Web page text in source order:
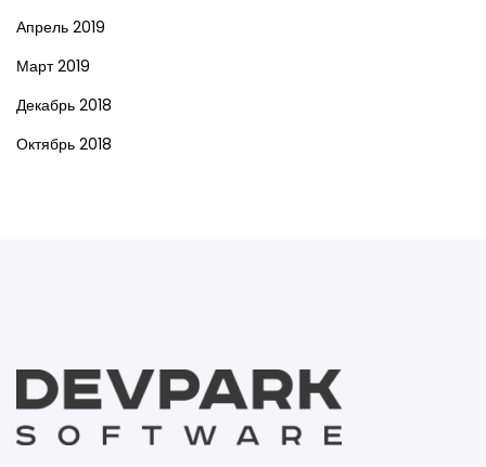
Апрель 2019
Март 2019
Декабрь 2018
Октябрь 2018